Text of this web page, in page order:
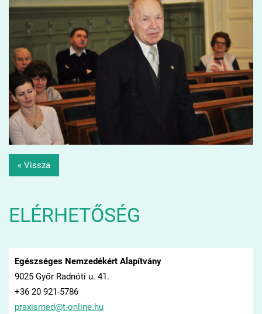
« Vissza
ELÉRHETŐSÉG
Egészséges Nemzedékért Alapítvány
9025 Győr Radnóti u. 41.
+36 20 921-5786
praxismed@t-online.hu